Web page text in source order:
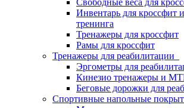
Свободные веса для
Инвентарь для кроссфит
тренинга
Тренажеры для кроссфит
Рамы для кроссфит
Тренажеры для реабилитации
Эргометры для
Кинезио тренажеры и
Беговые дорожки для
Спортивные напольные